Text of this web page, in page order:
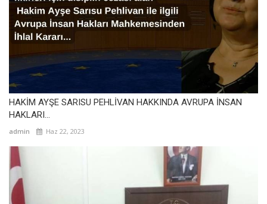
HAKİM AYŞE SARISU PEHLİVAN HAKKINDA AVRUPA İNSAN
HAKLARI...
admin Haz 22, 2023